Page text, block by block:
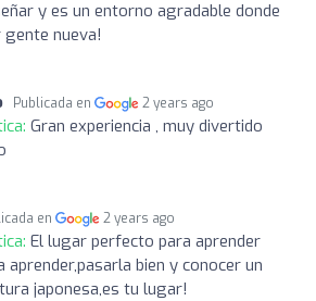
y es un entorno agradable donde
gente nueva!
Publicada en 2 years ago
Gran experiencia , muy divertido
en 2 years ago
El lugar perfecto para aprender
bien y conocer un
japonesa,es tu lugar!